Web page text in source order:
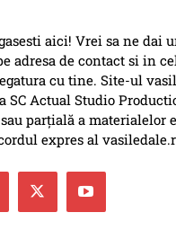
aici! Vrei sa ne dai
adresa de contact si in
cu tine. Site-ul
SC Actual Studio
parțială a materialelor
expres al